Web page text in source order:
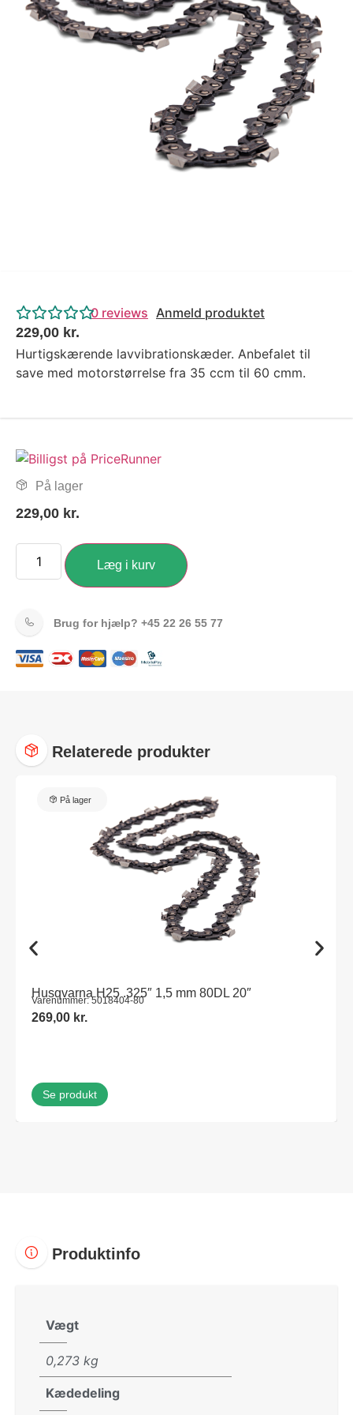
Tips og tricks
4.4 Google Reviews
0 reviews Anmeld produktet
229,00 kr.
Hurtigskærende lavvibrationskæder. Anbefalet til
save med motorstørrelse fra 35 ccm til 60 cmm.
På lager
229,00 kr.
Læg i kurv
Brug for hjælp? +45 22 26 55 77
Relaterede produkter
På lager
Husqvarna H25 .325″ 1,5 mm 80DL 20″
Varenummer: 5018404-80
269,00 kr.
Se produkt
Produktinfo
Vægt
0,273 kg
Kædedeling